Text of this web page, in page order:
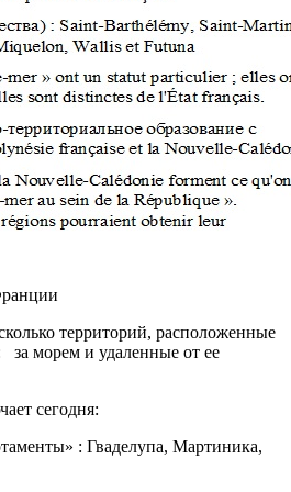
территорий, расположенные
за морем и удаленные от ее
сегодня:
: Гваделупа, Мартиника,